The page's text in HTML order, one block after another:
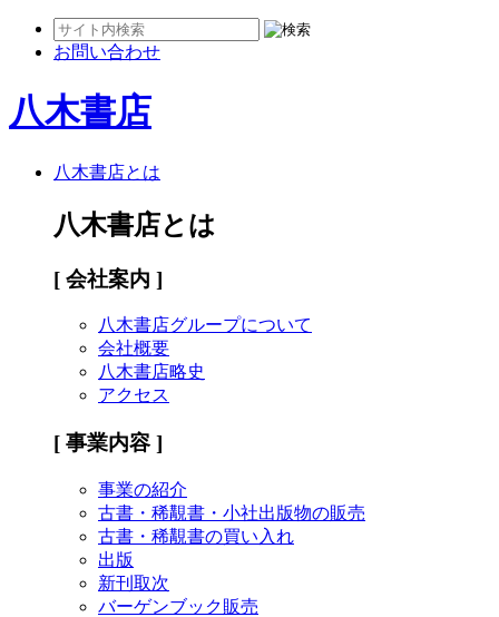
お問い合わせ
八木書店
八木書店とは
八木書店とは
[ 会社案内 ]
八木書店グループについて
会社概要
八木書店略史
アクセス
[ 事業内容 ]
事業の紹介
古書・稀覯書・小社出版物の販売
古書・稀覯書の買い入れ
出版
新刊取次
バーゲンブック販売